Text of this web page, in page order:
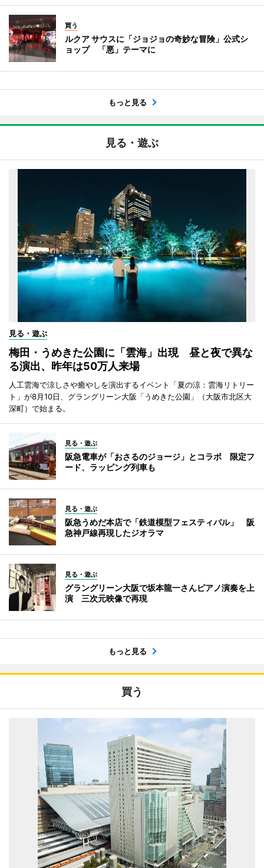
買う
ルクア サウスに「ジョジョの奇妙な冒険」公式シ
ョップ 「悪」テーマに
もっと見る
見る・遊ぶ
見る・遊ぶ
梅田・うめきた公園に「雲海」出現 昼と夜で異な
る演出、昨年は50万人来場
人工雲海で涼しさや癒やしを演出するイベント「夏の涼：雲海リトリー
ト」が8月10日、グラングリーン大阪「うめきた公園」（大阪市北区大
深町）で始まる。
見る・遊ぶ
阪急電車が「おさるのジョージ」とコラボ 限定フ
ード、ラッピング列車も
見る・遊ぶ
阪急うめだ本店で「鉄道模型フェスティバル」 阪
急神戸線再現したジオラマ
見る・遊ぶ
グラングリーン大阪で坂本龍一さんピアノ演奏を上
演 三次元映像で再現
もっと見る
買う